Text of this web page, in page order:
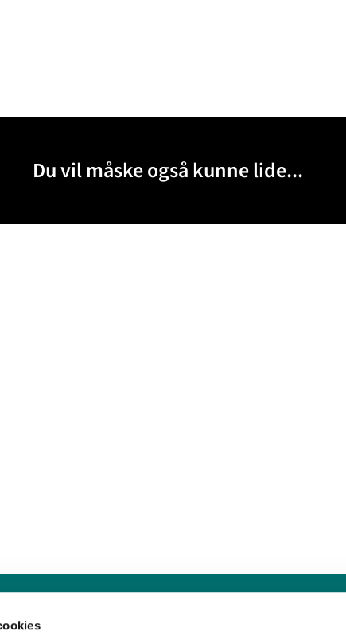
Du vil måske også kunne lide...
Telefon: 91 17 43 88